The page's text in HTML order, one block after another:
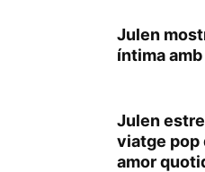
Julen
íntima amb
Julen
viatge pop
amor